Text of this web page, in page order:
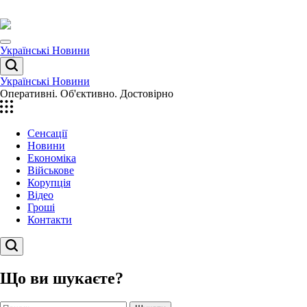
до
вмісту
Menu
Українські Новини
Пошук
Українські Новини
Оперативні. Об'єктивно. Достовірно
Сенсації
Новини
Економіка
Військове
Корупція
Відео
Гроші
Контакти
Пошук
Що ви шукаєте?